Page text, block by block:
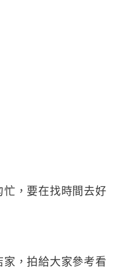
，要在找時間去好
，拍給大家參考看